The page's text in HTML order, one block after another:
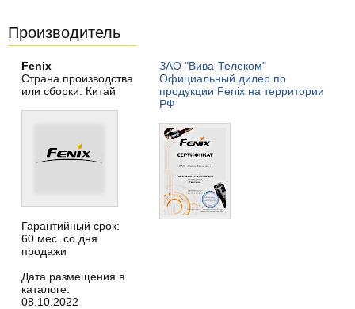
Производитель
Fenix
Страна производства
или сборки: Китай
Гарантийный срок:
60 мес. со дня
продажи
Дата размещения в
каталоге:
08.10.2022
ЗАО "Вива-Телеком"
Официальный дилер по
продукции Fenix на территории
РФ